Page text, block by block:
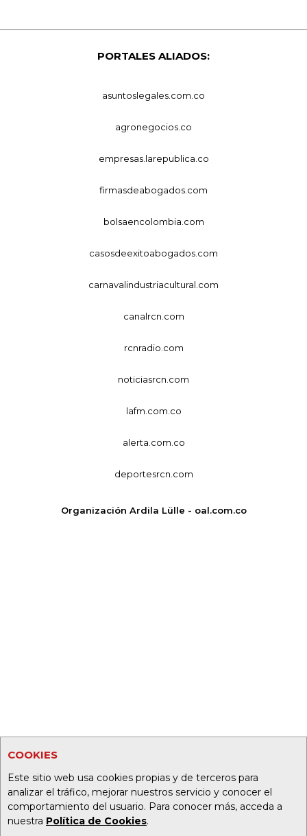
COOKIES
Este sitio web usa cookies propias y de terceros para
analizar el tráfico, mejorar nuestros servicio y conocer el
comportamiento del usuario. Para conocer más, acceda a
nuestra Política de Cookies.
PORTALES ALIADOS:
asuntoslegales.com.co
agronegocios.co
empresas.larepublica.co
firmasdeabogados.com
bolsaencolombia.com
casosdeexitoabogados.com
carnavalindustriacultural.com
canalrcn.com
rcnradio.com
noticiasrcn.com
lafm.com.co
alerta.com.co
deportesrcn.com
Organización Ardila Lülle - oal.com.co